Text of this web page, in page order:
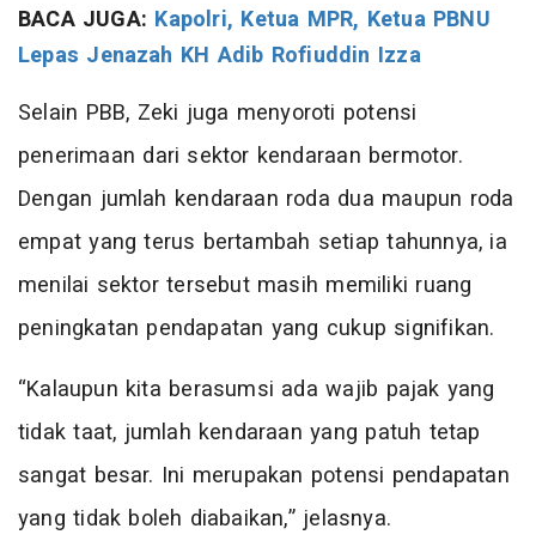
BACA JUGA: Kapolri, Ketua MPR, Ketua PBNU
Lepas Jenazah KH Adib Rofiuddin Izza
Selain PBB, Zeki juga menyoroti potensi
penerimaan dari sektor kendaraan bermotor.
Dengan jumlah kendaraan roda dua maupun roda
empat yang terus bertambah setiap tahunnya, ia
menilai sektor tersebut masih memiliki ruang
peningkatan pendapatan yang cukup signifikan.
“Kalaupun kita berasumsi ada wajib pajak yang
tidak taat, jumlah kendaraan yang patuh tetap
sangat besar. Ini merupakan potensi pendapatan
yang tidak boleh diabaikan,” jelasnya.